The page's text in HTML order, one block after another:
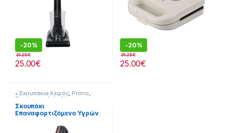
-20%
25.00€
31.25€
-20%
25.00€
31.25€
• Σκουπάκια Χειρός, Primo,
Σκούπισμα & Καθάρισμα
Σκουπάκι
Επαναφορτιζόμενο Υγρών
Force [230299004]